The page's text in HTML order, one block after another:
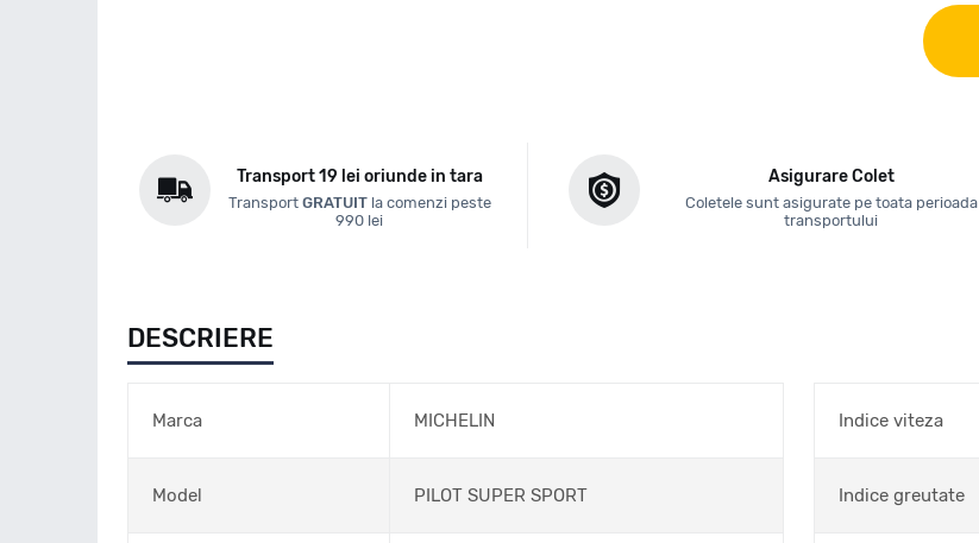
Transport 19 lei oriunde in tara
Transport GRATUITla comenzi peste
990 lei
Asigurare Colet
Coletele sunt asigurate pe toata perioada
transportului
DESCRIERE
Marca MICHELIN
Model PILOT SUPER SPORT
Indice viteza
Indice greutate